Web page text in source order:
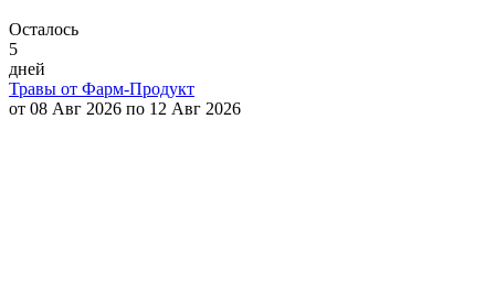
Осталось
5
дней
Травы от Фарм-Продукт
от 08 Авг 2026 по 12 Авг 2026